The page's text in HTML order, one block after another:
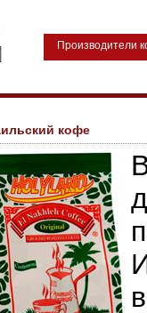
Производители
кофе